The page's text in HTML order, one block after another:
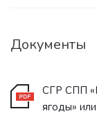
Документы
СГР СПП
ягоды»